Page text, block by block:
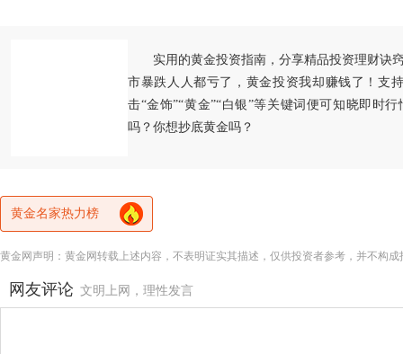
实用的黄金投资指南，分享精品投资理财诀
市暴跌人人都亏了，黄金投资我却赚钱了！支
击“金饰”“黄金”“白银”等关键词便可知晓即时
吗？你想抄底黄金吗？
黄金名家热力榜
黄金网声明：黄金网转载上述内容，不表明证实其描述，仅供投资者参考，并不构
网友评论 文明上网，理性发言